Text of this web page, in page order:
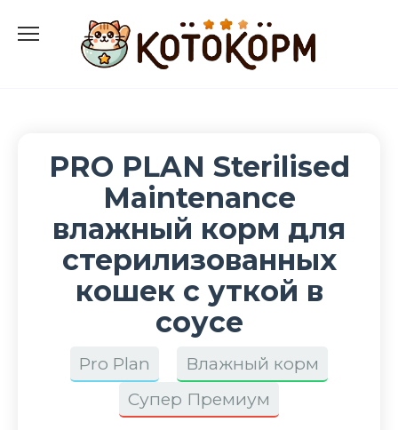
содержанию
PRO PLAN Sterilised
Maintenance
влажный корм для
стерилизованных
кошек с уткой в
соусе
Pro Plan
Влажный корм
Супер Премиум